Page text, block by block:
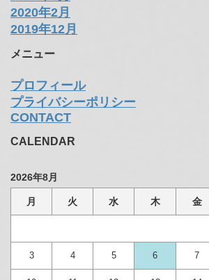
2020年2月
2019年12月
メニュー
プロフィール
プライバシーポリシー
CONTACT
CALENDAR
2026年8月
月 火 水 木 金
3 4 5 6 7